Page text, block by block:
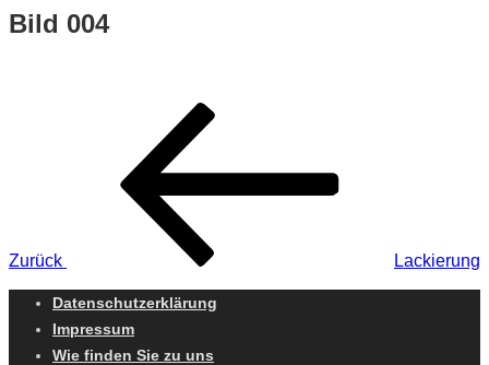
Bild 004
Beitragsnavigation
Zurück Lackierung
Datenschutzerklärung
Impressum
Wie finden Sie zu uns